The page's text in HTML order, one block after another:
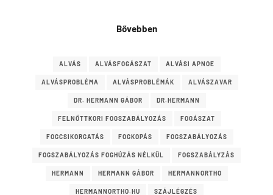
Bővebben
ALVÁS ALVÁSFOGÁSZAT ALVÁSI APNOE
ALVÁSPROBLÉMA ALVÁSPROBLÉMÁK ALVÁSZAVAR
DR. HERMANN GÁBOR DR.HERMANN
FELNŐTTKORI FOGSZABÁLYOZÁS FOGÁSZAT
FOGCSIKORGATÁS FOGKOPÁS FOGSZABÁLYOZÁS
FOGSZABÁLYOZÁS FOGHÚZÁS NÉLKÜL FOGSZABÁLYZÁS
HERMANN HERMANN GÁBOR HERMANNORTHO
HERMANNORTHO.HU SZÁJLÉGZÉS